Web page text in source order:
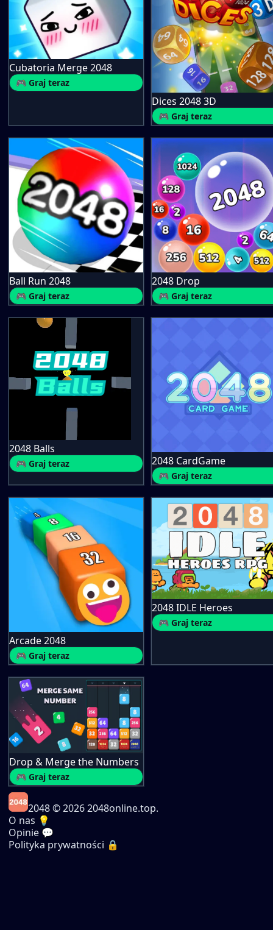
Cubatoria Merge 2048
🎮 Graj teraz
Dices 2048 3D
🎮 Graj teraz
Ball Run 2048
🎮 Graj teraz
2048 Drop
🎮 Graj teraz
2048 Balls
🎮 Graj teraz 2048 CardGame
🎮 Graj teraz
Arcade 2048
🎮 Graj teraz
2048 IDLE Heroes
🎮 Graj teraz
Drop & Merge the Numbers
🎮 Graj teraz
2048© 2026 2048online.top.
O nas 💡
Opinie 💬
Polityka prywatności 🔒